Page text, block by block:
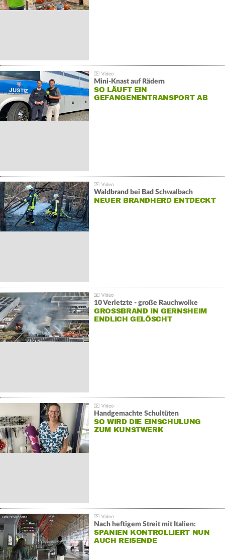
Mini-Knast auf Rädern
SO LÄUFT EIN
GEFANGENENTRANSPORT AB
Waldbrand bei Bad Schwalbach
NEUER BRANDHERD ENTDECKT
10 Verletzte - große Rauchwolke
GROSSBRAND IN GERNSHEIM E
NDLICH GELÖSCHT
Handgemachte Schultüten
SO WIRD DIE EINSCHULUNG
ZUM KUNSTWERK
Nach heftigem Streit mit Italien:
SPANIEN KONTROLLIERT NUN
AUCH REISENDE